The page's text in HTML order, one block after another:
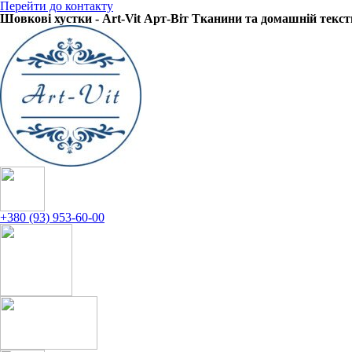
Перейти до контакту
Шовкові хустки - Art-Vit Арт-Віт Тканини та домашній
+380 (93) 953-60-00